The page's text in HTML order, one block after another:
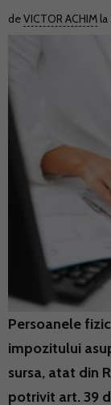
deVICTOR ACHIM
Persoanele
impozitului
sursa, atat din
potrivit art. 39